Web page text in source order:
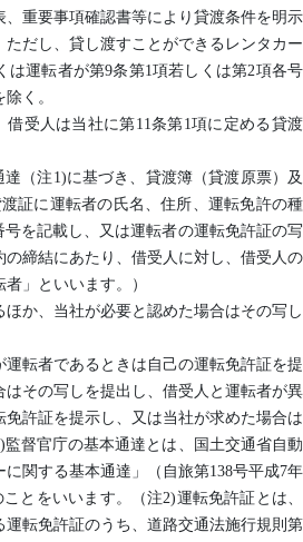
、重要事項確認書等により貸渡条件を明示
ただし、貸し渡すことができるレンタカー
は運転者が第9条第1項若しくは第2項各号
く。
受人は当社に第11条第1項に定める貸渡
（注1)に基づき、貸渡簿（貸渡原票）及
証に運転者の氏名、住所、運転免許の種
を記載し、又は運転者の運転免許証の写
の締結にあたり、借受人に対し、借受人の
」といいます。）
か、当社が必要と認めた場合はその写し
転者であるときは自己の運転免許証を提
その写しを提出し、借受人と運転者が異
許証を提示し、又は当社が求めた場合は
督官庁の基本通達とは、国土交通省自動
関する基本通達」（自旅第138号平成7年
とをいいます。（注2)運転免許証とは、
運転免許証のうち、道路交通法施行規則第